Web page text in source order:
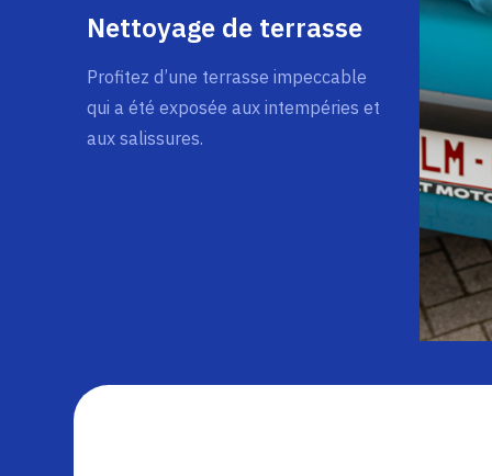
Nettoyage de terrasse
Profitez d’une terrasse impeccable
qui a été exposée aux intempéries et
aux salissures.